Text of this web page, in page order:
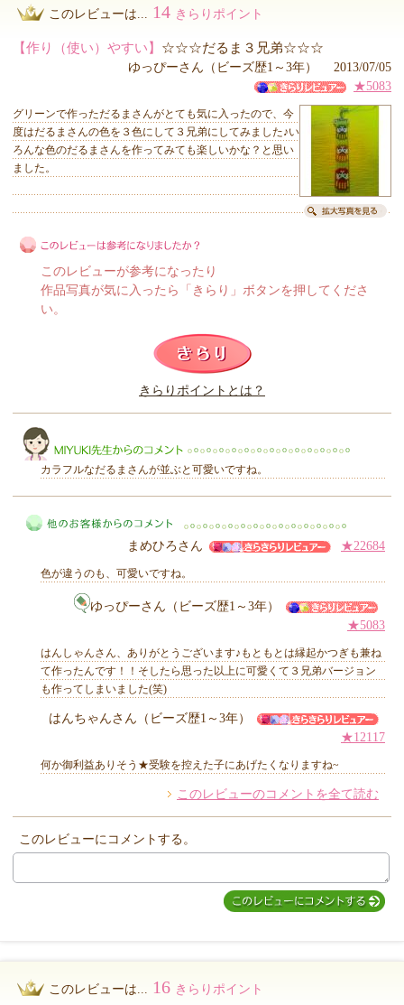
このレビューは... 14 きらりポイント
【作り（使い）やすい】 ☆☆☆だるま３兄弟☆☆☆
ゆっぴーさん（ビーズ歴1～3年） 2013/07/05
★5083
グリーンで作っただるまさんがとても気に入ったので、今
度はだるまさんの色を３色にして３兄弟にしてみました♪い
ろんな色のだるまさんを作ってみても楽しいかな？と思い
ました。
このレビューは参考になりましたか？
このレビューが参考になったり
作品写真が気に入ったら「きらり」ボタンを押してくださ
い。
きらりポイントとは？
カラフルなだるまさんが並ぶと可愛いですね。
まめひろさん ★22684
色が違うのも、可愛いですね。
ゆっぴーさん（ビーズ歴1～3年）
★5083
はんしゃんさん、ありがとうございます♪もともとは縁起かつぎも兼ね
て作ったんです！！そしたら思った以上に可愛くて３兄弟バージョン
も作ってしまいました(笑)
はんちゃんさん（ビーズ歴1～3年）
★12117
何か御利益ありそう★受験を控えた子にあげたくなりますね~
このレビューのコメントを全て読む
このレビューにコメントする。
このレビューは... 16 きらりポイント